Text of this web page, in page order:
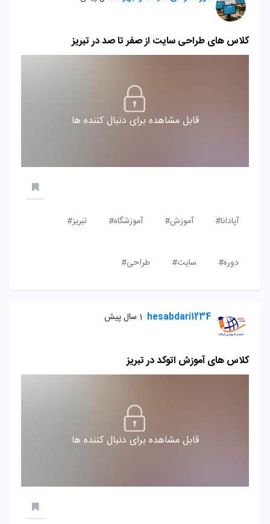
کلاس‌ های طراحی سایت از صفر تا صد در تبریز
قابل مشاهده برای دنبال کننده ها
آپادانا# آموزش# آموزشگاه# تبریز#
دوره# سایت# طراحی#
hesabdari1234 1 سال پیش
کلاس‌ های آموزش اتوکد در تبریز
قابل مشاهده برای دنبال کننده ها